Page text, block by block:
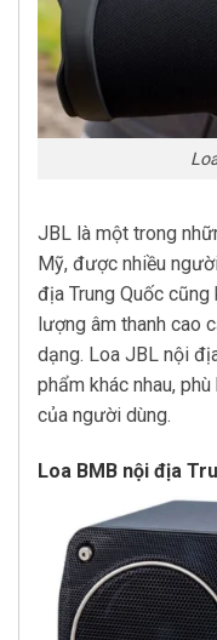
JBL là một trong
Mỹ, được nhiều
địa Trung Quốc
lượng âm thanh cao
dạng. Loa JBL nội
phẩm khác nhau,
của người dùng.
Loa BMB nội địa